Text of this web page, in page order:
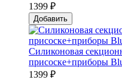
1399 ₽
Добавить
Силиконовая
присоске+приборы
1399 ₽